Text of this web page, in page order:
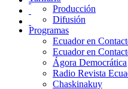
Producción
Difusión
Programas
Ecuador en
Ecuador en
Ágora Democrática
Radio Revista
Chaskinakuy